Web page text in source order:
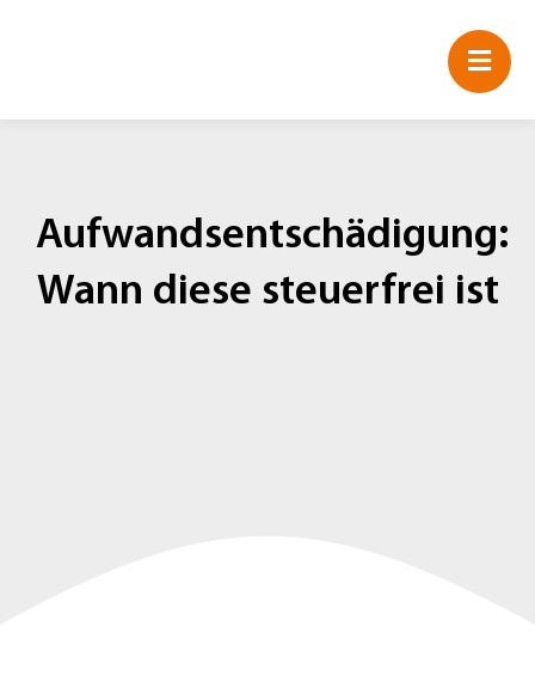
Aufwandsentschädigung:
Wann diese steuerfrei ist